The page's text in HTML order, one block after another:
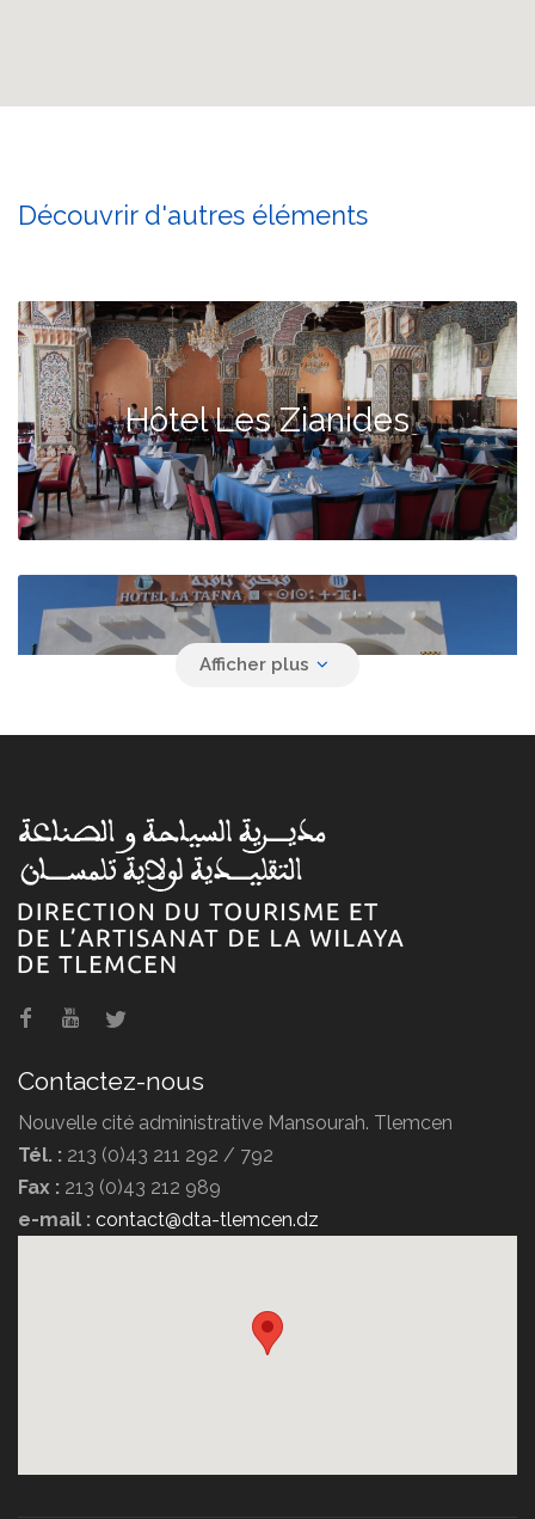
Découvrir d'autres éléments
Hôtel Les Zianides
Hammam Boughrara
Hôtel Erriad
Contactez-nous
Nouvelle cité administrative Mansourah. Tlemcen
Tél. : 213 (0)43 211 292 / 792
Fax : 213 (0)43 212 989
e-mail : contact@dta-tlemcen.dz